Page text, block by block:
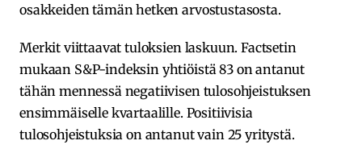
osakkeiden tämän hetken arvostustasosta.
Merkit viittaavat tuloksien laskuun. Factsetin
mukaan S&P-indeksin yhtiöistä 83 on antanut
tähän mennessä negatiivisen tulosohjeistuksen
ensimmäiselle kvartaalille. Positiivisia
tulosohjeistuksia on antanut vain 25 yritystä.